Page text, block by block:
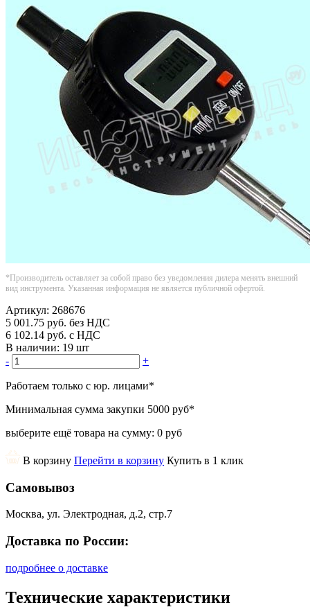
*Производитель оставляет за собой право без уведомления дилера менять внешний
вид инструмента. Указанная информация не является публичной офертой.
Артикул: 268676
5 001.75 руб. без НДС
6 102.14 руб. с НДС
В наличии: 19 шт
-
+
Работаем только с юр. лицами*
Минимальная сумма закупки 5000 руб*
выберите ещё товара на сумму: 0 руб
В корзину Перейти в корзину Купить в 1 клик
Самовывоз
Москва, ул. Электродная, д.2, стр.7
Доставка по России:
подробнее о доставке
Технические характеристики